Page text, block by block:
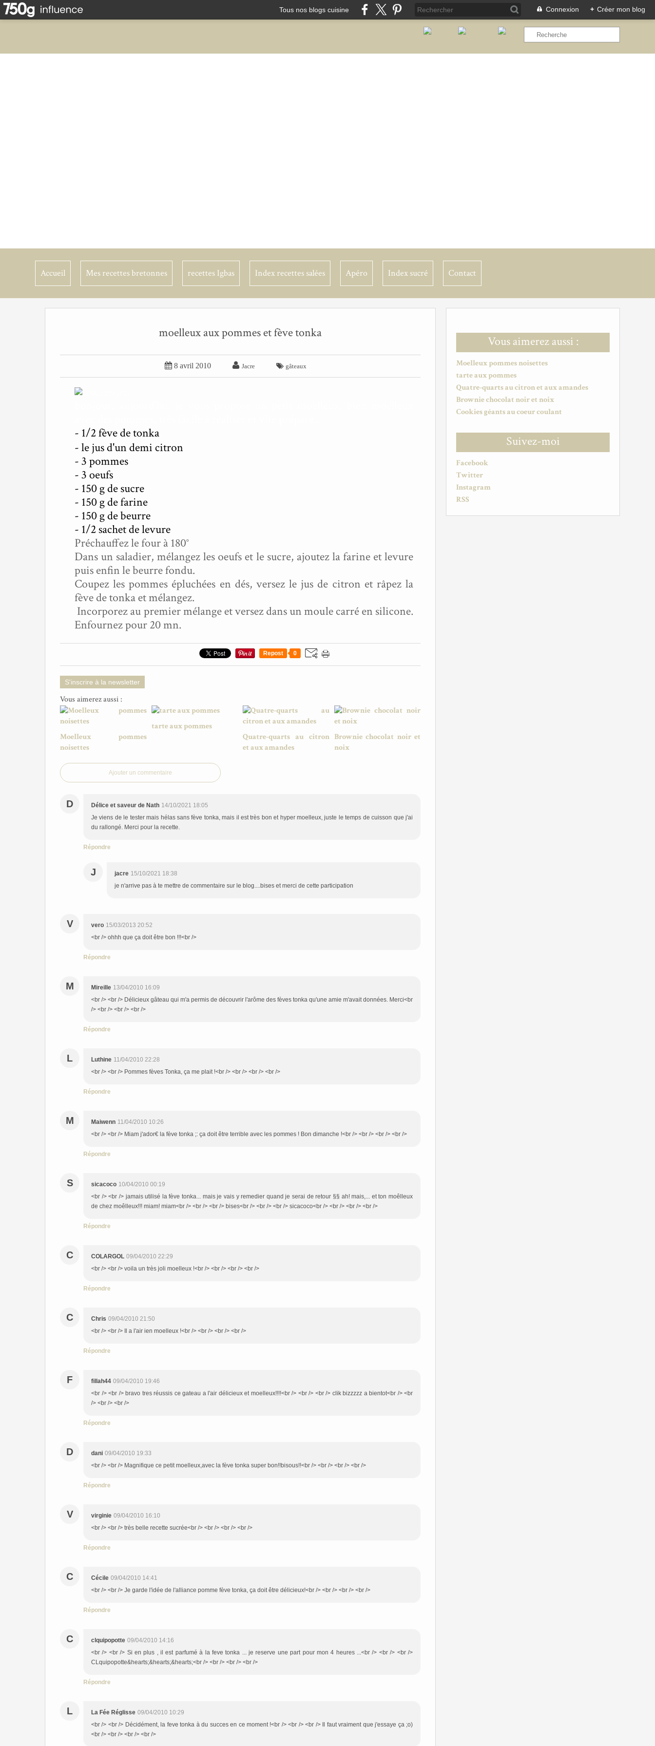
Tous nos blogs cuisine Connexion + Créer mon blog
Accueil Mes recettes bretonnes recettes Igbas Index recettes salées Apéro Index sucré Contact
Vous aimerez aussi :
Moelleux pommes noisettes
tarte aux pommes
Quatre-quarts au citron et aux amandes
Brownie chocolat noir et noix
Cookies géants au coeur coulant
Suivez-moi
Facebook
Twitter
Instagram
RSS
moelleux aux pommes et fève tonka
 8 avril 2010  Jacre  gâteaux
- 1/2 fève de tonka
- le jus d'un demi citron
- 3 pommes
- 3 oeufs
- 150 g de sucre
- 150 g de farine
- 150 g de beurre
- 1/2 sachet de levure
Préchauffez le four à 180°
Dans un saladier, mélangez les oeufs et le sucre, ajoutez la farine et levure
puis enfin le beurre fondu.
Coupez les pommes épluchées en dés, versez le jus de citron et râpez la
fève de tonka et mélangez.
Incorporez au premier mélange et versez dans un moule carré en silicone.
Enfournez pour 20 mn.
Repost 0
S'inscrire à la newsletter
Vous aimerez aussi :
Moelleux pommes
noisettes
tarte aux pommes
Quatre-quarts au citron
et aux amandes
Brownie chocolat noir et
noix
Ajouter un commentaire
D Délice et saveur de Nath 14/10/2021 18:05
Je viens de le tester mais hélas sans fève tonka, mais il est très bon et hyper moelleux, juste le temps de cuisson que j'ai
du rallongé. Merci pour la recette.
Répondre
J jacre 15/10/2021 18:38
je n'arrive pas à te mettre de commentaire sur le blog....bises et merci de cette participation
V vero 15/03/2013 20:52
<br /> ohhh que ça doit être bon !!!<br />
Répondre
M Mireille 13/04/2010 16:09
<br /> <br /> Délicieux gâteau qui m'a permis de découvrir l'arôme des fèves tonka qu'une amie m'avait données. Merci<br
/> <br /> <br /> <br />
Répondre
L Luthine 11/04/2010 22:28
<br /> <br /> Pommes fèves Tonka, ça me plait !<br /> <br /> <br /> <br />
Répondre
M Maiwenn 11/04/2010 10:26
<br /> <br /> Miam j'ador€ la fève tonka ;: ça doit être terrible avec les pommes ! Bon dimanche !<br /> <br /> <br /> <br />
Répondre
S sicacoco 10/04/2010 00:19
<br /> <br /> jamais utilisé la fève tonka... mais je vais y remedier quand je serai de retour §§ ah! mais,... et ton moêlleux
de chez moêlleux!!! miam! miam<br /> <br /> <br /> bises<br /> <br /> <br /> sicacoco<br /> <br /> <br /> <br />
Répondre
C COLARGOL 09/04/2010 22:29
<br /> <br /> voila un très joli moelleux !<br /> <br /> <br /> <br />
Répondre
C Chris 09/04/2010 21:50
<br /> <br /> Il a l'air ien moelleux !<br /> <br /> <br /> <br />
Répondre
F fillah44 09/04/2010 19:46
<br /> <br /> bravo tres réussis ce gateau a l'air délicieux et moelleux!!!!<br /> <br /> <br /> clik bizzzzz a bientot<br /> <br
/> <br /> <br />
Répondre
D dani 09/04/2010 19:33
<br /> <br /> Magnifique ce petit moelleux,avec la fève tonka super bon!!bisous!!<br /> <br /> <br /> <br />
Répondre
V virginie 09/04/2010 16:10
<br /> <br /> très belle recette sucrée<br /> <br /> <br /> <br />
Répondre
C Cécile 09/04/2010 14:41
<br /> <br /> Je garde l'idée de l'alliance pomme fève tonka, ça doit être délicieux!<br /> <br /> <br /> <br />
Répondre
C clquipopotte 09/04/2010 14:16
<br /> <br /> Si en plus , il est parfumé à la feve tonka ... je reserve une part pour mon 4 heures ...<br /> <br /> <br />
CLquipopotte&hearts;&hearts;&hearts;<br /> <br /> <br /> <br />
Répondre
L La Fée Réglisse 09/04/2010 10:29
<br /> <br /> Décidément, la feve tonka à du succes en ce moment !<br /> <br /> <br /> Il faut vraiment que j'essaye ça ;o)
<br /> <br /> <br /> <br />